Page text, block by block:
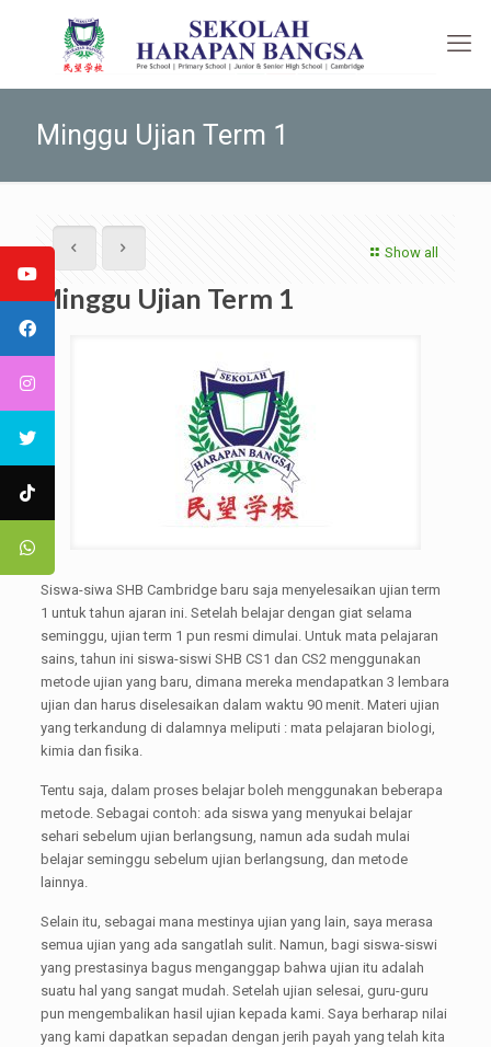
Minggu Ujian Term 1
Show all
Minggu Ujian Term 1
Siswa-siwa SHB Cambridge baru saja menyelesaikan ujian term
1 untuk tahun ajaran ini. Setelah belajar dengan giat selama
seminggu, ujian term 1 pun resmi dimulai. Untuk mata pelajaran
sains, tahun ini siswa-siswi SHB CS1 dan CS2 menggunakan
metode ujian yang baru, dimana mereka mendapatkan 3 lembara
ujian dan harus diselesaikan dalam waktu 90 menit. Materi ujian
yang terkandung di dalamnya meliputi : mata pelajaran biologi,
kimia dan fisika.
Tentu saja, dalam proses belajar boleh menggunakan beberapa
metode. Sebagai contoh: ada siswa yang menyukai belajar
sehari sebelum ujian berlangsung, namun ada sudah mulai
belajar seminggu sebelum ujian berlangsung, dan metode
lainnya.
Selain itu, sebagai mana mestinya ujian yang lain, saya merasa
semua ujian yang ada sangatlah sulit. Namun, bagi siswa-siswi
yang prestasinya bagus menganggap bahwa ujian itu adalah
suatu hal yang sangat mudah. Setelah ujian selesai, guru-guru
pun mengembalikan hasil ujian kepada kami. Saya berharap nilai
yang kami dapatkan sepadan dengan jerih payah yang telah kita